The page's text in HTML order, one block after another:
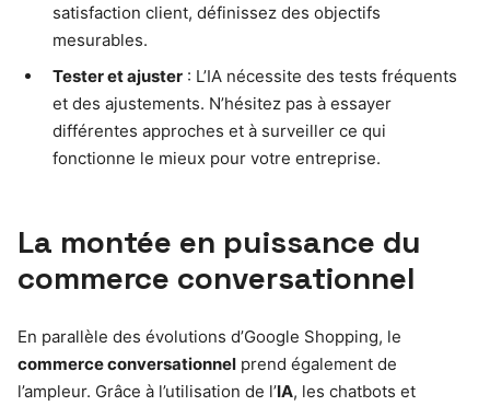
satisfaction client, définissez des objectifs
mesurables.
Tester et ajuster : L’IA nécessite des tests fréquents
et des ajustements. N’hésitez pas à essayer
différentes approches et à surveiller ce qui
fonctionne le mieux pour votre entreprise.
La montée en puissance du
commerce conversationnel
En parallèle des évolutions d’Google Shopping, le
commerce conversationnel prend également de
l’ampleur. Grâce à l’utilisation de l’IA, les chatbots et